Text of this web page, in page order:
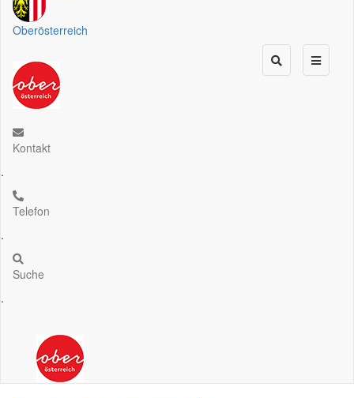
Oberösterreich
Kontakt
.
Telefon
.
Suche
.